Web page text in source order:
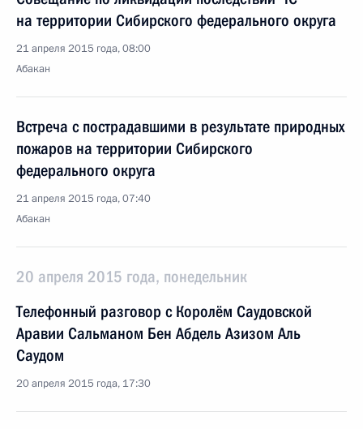
на территории Сибирского федерального округа
21 апреля 2015 года, 08:00
Абакан
Встреча с пострадавшими в результате природных
пожаров на территории Сибирского
федерального округа
21 апреля 2015 года, 07:40
Абакан
20 апреля 2015 года, понедельник
Телефонный разговор с Королём Саудовской
Аравии Сальманом Бен Абдель Азизом Аль
Саудом
20 апреля 2015 года, 17:30